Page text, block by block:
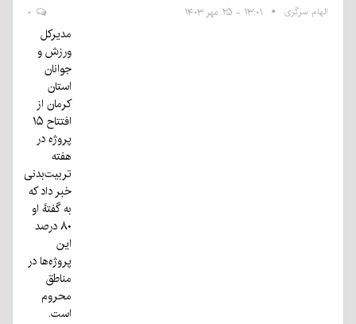
الهام سرگزی ۱۳:۰۱ - ۲۵ مهر ۱۴۰۳
مدیرکل
ورزش و
جوانان
استان
کرمان از
افتتاح ۱۵
پروژه در
هفته
تربیت‌بدنی
خبر داد که
به گفتهٔ او
۸۰ درصد
این
پروژه‌ها در
مناطق
محروم
است.